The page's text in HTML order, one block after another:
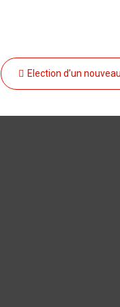
Navigation
de
Election d’un